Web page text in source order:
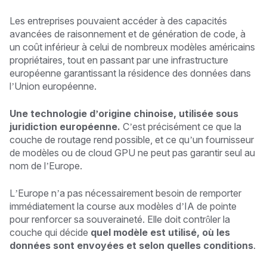
Les entreprises pouvaient accéder à des capacités
avancées de raisonnement et de génération de code, à
un coût inférieur à celui de nombreux modèles américains
propriétaires, tout en passant par une infrastructure
européenne garantissant la résidence des données dans
l’Union européenne.
Une technologie d’origine chinoise, utilisée sous
juridiction européenne. C’est précisément ce que la
couche de routage rend possible, et ce qu’un fournisseur
de modèles ou de cloud GPU ne peut pas garantir seul au
nom de l’Europe.
L’Europe n’a pas nécessairement besoin de remporter
immédiatement la course aux modèles d’IA de pointe
pour renforcer sa souveraineté. Elle doit contrôler la
couche qui décide quel modèle est utilisé, où les
données sont envoyées et selon quelles conditions.